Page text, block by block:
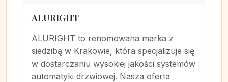
ALURIGHT
ALURIGHT to renomowana marka z
siedzibą w Krakowie, która specjalizuje się
w dostarczaniu wysokiej jakości systemów
automatyki drzwiowej. Nasza oferta